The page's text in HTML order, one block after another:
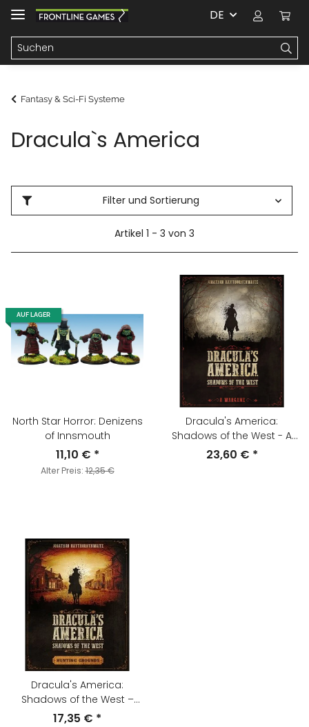
DE
Fantasy & Sci-Fi Systeme
Dracula`s America
Filter und Sortierung
Artikel 1 - 3 von 3
AUF LAGER
North Star Horror: Denizens
of Innsmouth
11,10 € *
Alter Preis:12,35 €
Dracula's America:
Shadows of the West - A
Wargame
23,60 € *
Dracula's America:
Shadows of the West –
Hunting Grounds
17,35 € *